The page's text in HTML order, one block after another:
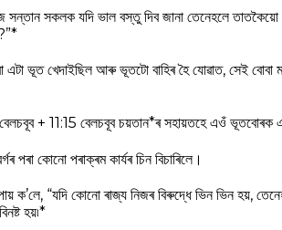
সন্তান সকলক যদি ভাল বস্তু দিব জানা তেনেহলে
ভূত খেদাইছিল আৰু ভূতটো বাহিৰ হৈ যোৱাত, সেই বোবা
+ 11:15 বেলচবূব চয়তান*ৰ সহায়তহে এওঁ ভূতবোৰক
পৰা কোনো পৰাক্ৰম কাৰ্যৰ চিন বিচাৰিলে।
ক’লে, “যদি কোনো ৰাজ্য নিজৰ বিৰুদ্ধে ভিন ভিন হয়,
হয়৷*